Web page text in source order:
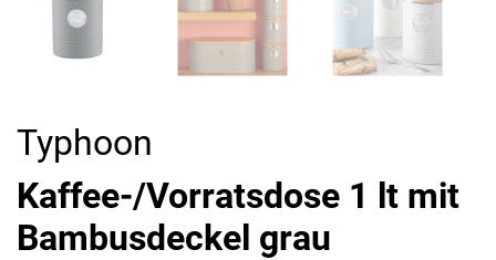
Typhoon
Kaffee-/Vorratsdose 1 lt mit
Bambusdeckel grau